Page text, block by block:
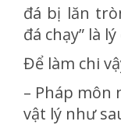
đá bị lăn
đá chạy” là
Để làm chi
– Pháp môn
vật lý như